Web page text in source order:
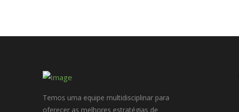
Temos uma equipe multidisciplinar para
oferecer as melhores estratégias de